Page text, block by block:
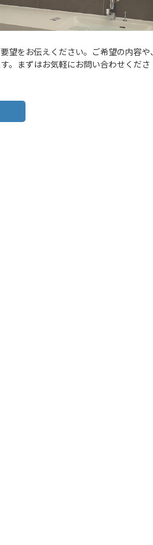
望をお伝えください。ご希望の内容や、
。まずはお気軽にお問い合わせくださ